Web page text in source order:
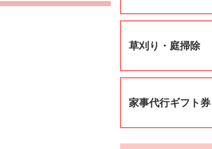
草刈り・庭掃除
家事代行ギフト券